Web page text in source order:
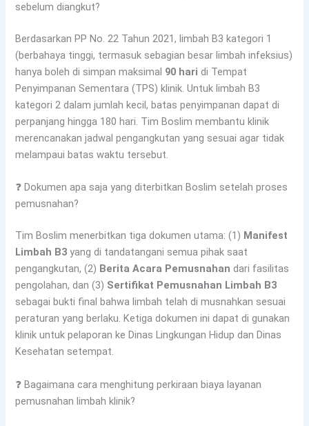
sebelum diangkut?
Berdasarkan PP No. 22 Tahun 2021, limbah B3 kategori 1
(berbahaya tinggi, termasuk sebagian besar limbah infeksius)
hanya boleh di simpan maksimal 90 hari di Tempat
Penyimpanan Sementara (TPS) klinik. Untuk limbah B3
kategori 2 dalam jumlah kecil, batas penyimpanan dapat di
perpanjang hingga 180 hari. Tim Boslim membantu klinik
merencanakan jadwal pengangkutan yang sesuai agar tidak
melampaui batas waktu tersebut.
❓ Dokumen apa saja yang diterbitkan Boslim setelah proses
pemusnahan?
Tim Boslim menerbitkan tiga dokumen utama: (1) Manifest
Limbah B3 yang di tandatangani semua pihak saat
pengangkutan, (2) Berita Acara Pemusnahan dari fasilitas
pengolahan, dan (3) Sertifikat Pemusnahan Limbah B3
sebagai bukti final bahwa limbah telah di musnahkan sesuai
peraturan yang berlaku. Ketiga dokumen ini dapat di gunakan
klinik untuk pelaporan ke Dinas Lingkungan Hidup dan Dinas
Kesehatan setempat.
❓ Bagaimana cara menghitung perkiraan biaya layanan
pemusnahan limbah klinik?